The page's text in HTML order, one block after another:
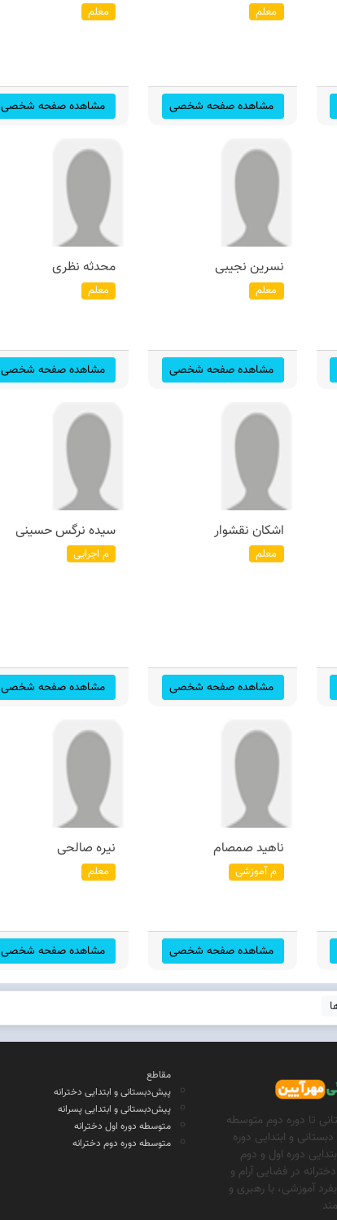
معلم
مشاهده صفحه شخصی
معلم
مشاهده صفحه شخصی
نسرین نجیبی
معلم
مشاهده صفحه شخصی
محدثه نظری
معلم
مشاهده صفحه شخصی
اشكان نقشوار
معلم
مشاهده صفحه شخصی
سیده نرگس حسینی
م اجرایی
مشاهده صفحه شخصی
ناهید صمصام
م آموزشی
مشاهده صفحه شخصی
نیره صالحی
معلم
مشاهده صفحه شخصی
تا دوره دوم متوسطه
و ابتدایی دوره
دوره اول و دوم
در فضایی آرام و
آموزشی، با رهبری و
مقاطع
پیش‌دبستانی و ابتدایی دخترانه
پیش‌دبستانی و ابتدایی پسرانه
متوسطه دوره اول دخترانه
متوسطه دوره دوم دخترانه